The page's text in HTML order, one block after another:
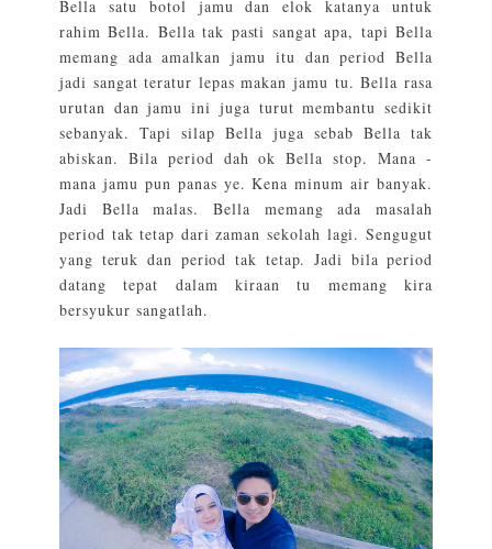
Bella satu botol jamu dan elok katanya untuk
rahim Bella. Bella tak pasti sangat apa, tapi Bella
memang ada amalkan jamu itu dan period Bella
jadi sangat teratur lepas makan jamu tu. Bella rasa
urutan dan jamu ini juga turut membantu sedikit
sebanyak. Tapi silap Bella juga sebab Bella tak
abiskan. Bila period dah ok Bella stop. Mana -
mana jamu pun panas ye. Kena minum air banyak.
Jadi Bella malas. Bella memang ada masalah
period tak tetap dari zaman sekolah lagi. Sengugut
yang teruk dan period tak tetap. Jadi bila period
datang tepat dalam kiraan tu memang kira
bersyukur sangatlah.